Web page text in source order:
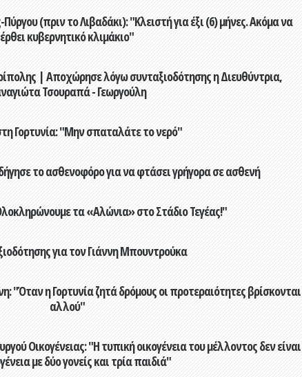
(πριν το Λιβαδάκι): "Κλειστή για έξι (6) μήνες. Ακόμα να
έρθει κυβερνητικό κλιμάκιο"
| Αποχώρησε λόγω συνταξιοδότησης η Διευθύντρια,
Τσουραπά - Γεωργούλη
Γορτυνία: "Μην σπαταλάτε το νερό"
το ασθενοφόρο για να φτάσει γρήγορα σε ασθενή
τα «Αλώνια» στο Στάδιο Τεγέας!"
για τον Γιάννη Μπουντρούκα
"Όταν η Γορτυνία ζητά δρόμους οι προτεραιότητες βρίσκονται
αλλού"
Οικογένειας: "Η τυπική οικογένεια του μέλλοντος δεν είναι
με δύο γονείς και τρία παιδιά"